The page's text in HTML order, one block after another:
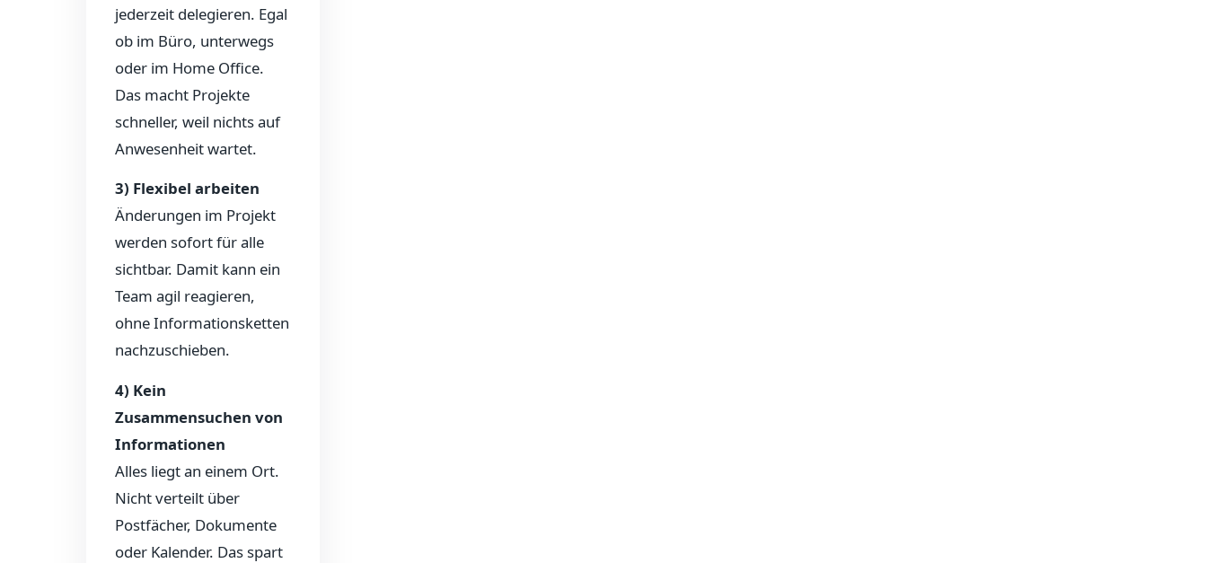
jederzeit delegieren. Egal
ob im Büro, unterwegs
oder im Home Office.
Das macht Projekte
schneller, weil nichts auf
Anwesenheit wartet.
3) Flexibel arbeiten
Änderungen im Projekt
werden sofort für alle
sichtbar. Damit kann ein
Team agil reagieren,
ohne Informationsketten
nachzuschieben.
4) Kein
Zusammensuchen von
Informationen
Alles liegt an einem Ort.
Nicht verteilt über
Postfächer, Dokumente
oder Kalender. Das spart